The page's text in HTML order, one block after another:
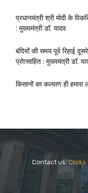
प्रधानमंत्री श्री मोदी के
: मुख्यमंत्री डॉ. यादव
बंदियों की समय पूर्व रिहाई
प्रोत्साहित : मुख्यमंत्री डॉ.
किसानों का कल्याण ही हमारा
Contact us: Clicks